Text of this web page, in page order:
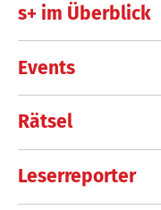
s+ im Überblick
Events
Rätsel
Leserreporter